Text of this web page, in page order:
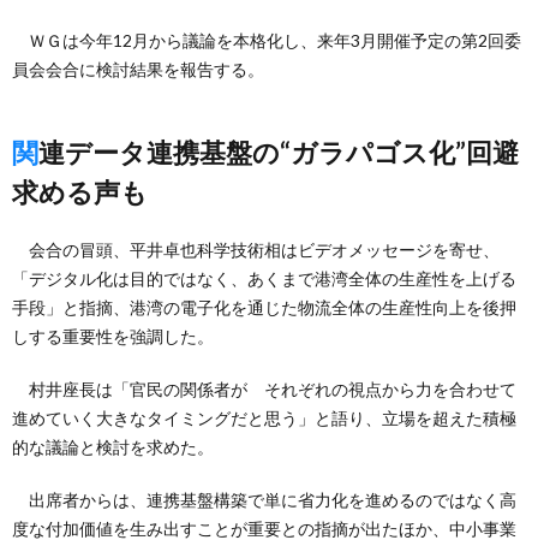
ＷＧは今年12月から議論を本格化し、来年3月開催予定の第2回委
員会会合に検討結果を報告する。
関連データ連携基盤の“ガラパゴス化”回避
求める声も
会合の冒頭、平井卓也科学技術相はビデオメッセージを寄せ、
「デジタル化は目的ではなく、あくまで港湾全体の生産性を上げる
手段」と指摘、港湾の電子化を通じた物流全体の生産性向上を後押
しする重要性を強調した。
村井座長は「官民の関係者が それぞれの視点から力を合わせて
進めていく大きなタイミングだと思う」と語り、立場を超えた積極
的な議論と検討を求めた。
出席者からは、連携基盤構築で単に省力化を進めるのではなく高
度な付加価値を生み出すことが重要との指摘が出たほか、中小事業